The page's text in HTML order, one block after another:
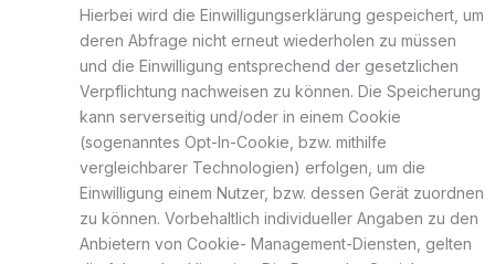
Hierbei wird die Einwilligungserklärung gespeichert, um
deren Abfrage nicht erneut wiederholen zu müssen
und die Einwilligung entsprechend der gesetzlichen
Verpflichtung nachweisen zu können. Die Speicherung
kann serverseitig und/oder in einem Cookie
(sogenanntes Opt-In-Cookie, bzw. mithilfe
vergleichbarer Technologien) erfolgen, um die
Einwilligung einem Nutzer, bzw. dessen Gerät zuordnen
zu können. Vorbehaltlich individueller Angaben zu den
Anbietern von Cookie- Management-Diensten, gelten